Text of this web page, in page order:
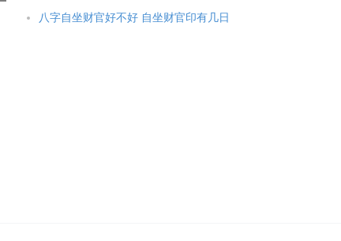
八字自坐财官好不好 自坐财官印有几日